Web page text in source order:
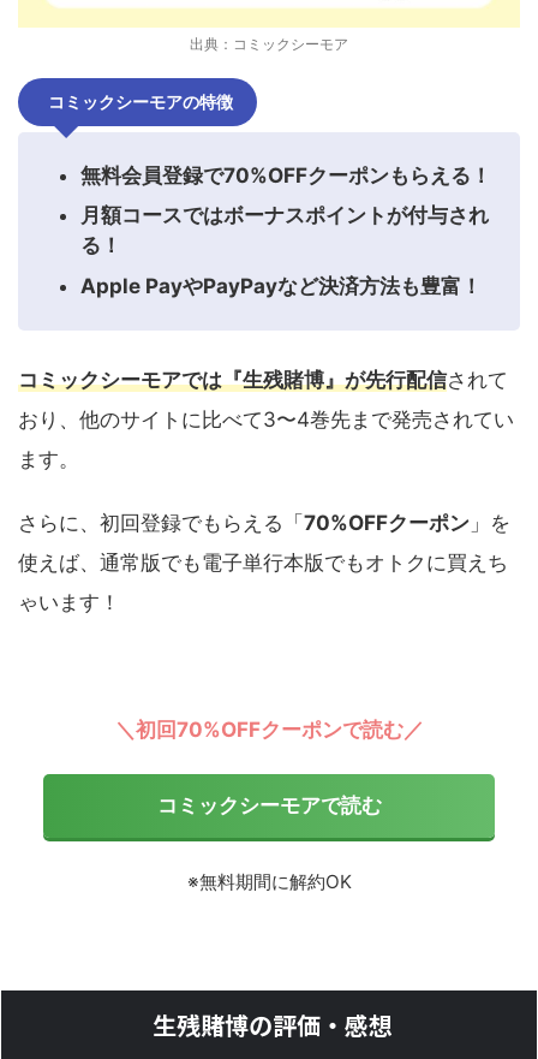
出典：コミックシーモア
コミックシーモアの特徴
無料会員登録で70%OFFクーポンもらえる！
月額コースではボーナスポイントが付与され
る！
Apple PayやPayPayなど決済方法も豊富！
コミックシーモアでは『生残賭博』が先行配信されて
おり、他のサイトに比べて3〜4巻先まで発売されてい
ます。
さらに、初回登録でもらえる「 70%OFFクーポン 」を
使えば、通常版でも電子単行本版でもオトクに買えち
ゃいます！
＼初回70%OFFクーポンで読む／
コミックシーモアで読む
※無料期間に解約OK
生残賭博の評価・感想